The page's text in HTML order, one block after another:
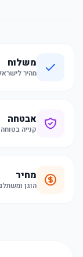
משלוח
מהיר
אבטחה
קנייה בטוחה
מחיר
הוגן